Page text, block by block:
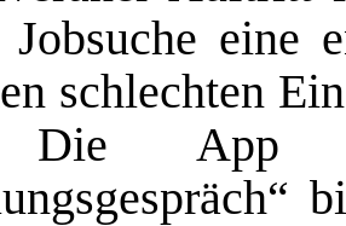
eine
schlechten
Die App